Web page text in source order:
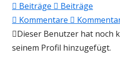
Beiträge
Beiträge
Kommentare
Dieser Benutzer hat noch
seinem Profil hinzugefügt.